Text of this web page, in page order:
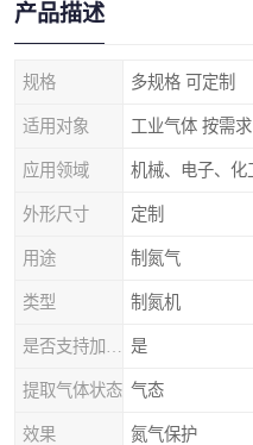
产品描述
规格 多规格 可定制
适用对象 工业气体 按需求
应用领域
外形尺寸 定制
用途 制氮气
类型 制氮机
是
提取气体状态 气态
效果 氮气保护